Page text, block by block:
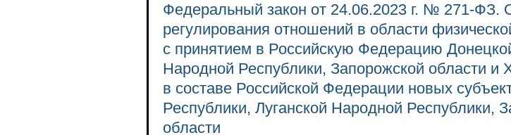
Федеральный закон от 24.06.2023 г. № 271-ФЗ.
регулирования отношений в области
с принятием в Российскую Федерацию
Народной Республики, Запорожской области и
в составе Российской Федерации новых
Республики, Луганской Народной Республики,
области